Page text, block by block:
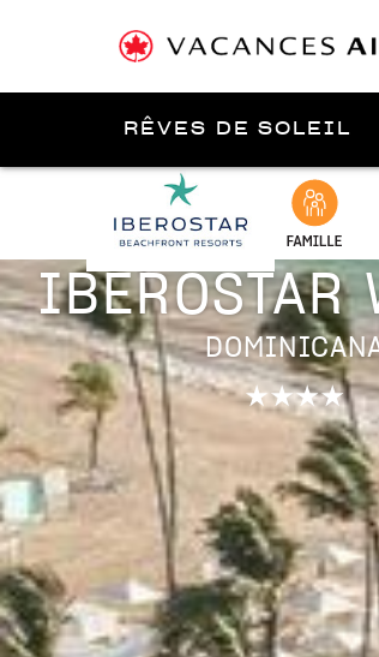
RÊVES DE SOLEIL
Punta Cana
IBEROSTAR